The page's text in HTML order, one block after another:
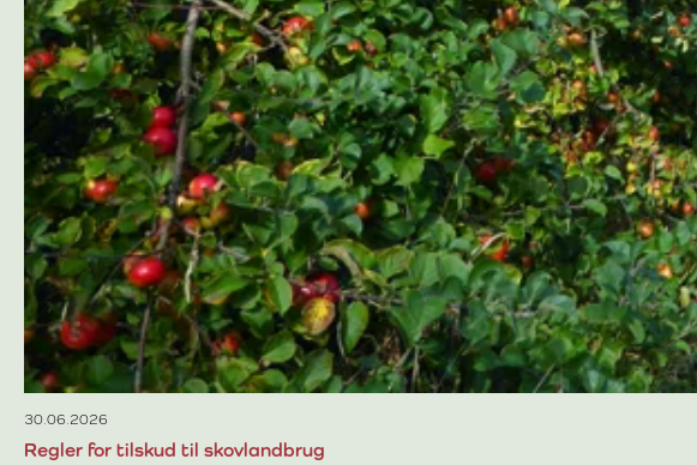
30.06.2026
Regler for tilskud til skovlandbrug